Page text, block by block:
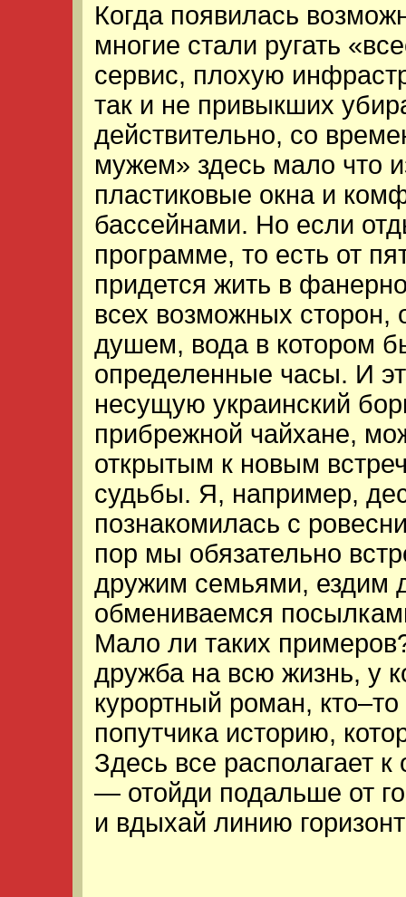
Когда появилась
многие стали ругать
сервис, плохую
так и не привыкших
действительно, со
мужем» здесь мало что
пластиковые окна и
бассейнами. Но если
программе, то есть от
придется жить в
всех возможных
душем, вода в котором
определенные часы. И
несущую украинский
прибрежной чайхане,
открытым к новым
судьбы. Я, например,
познакомилась с
пор мы обязательно
дружим семьями, ездим
обмениваемся
Мало ли таких
дружба на всю жизнь, у
курортный роман,
попутчика историю,
Здесь все располагает
— отойди подальше от
и вдыхай линию